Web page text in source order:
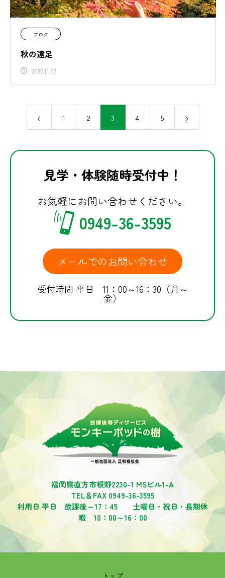
ブログ
秋の遠足
2022.11.12
1 2 3 4 5
見学・体験随時受付中！
お気軽にお問い合わせください。
0949-36-3595
メールでのお問い合わせ
受付時間 平日 11：00～16：30（月～
金）
福岡県直方市頓野2230-1 MSビル1-A
TEL＆FAX 0949-36-3595
利用日 平日 放課後～17：45 土曜日・祝日・長期休
暇 10：00～16：00
トップ